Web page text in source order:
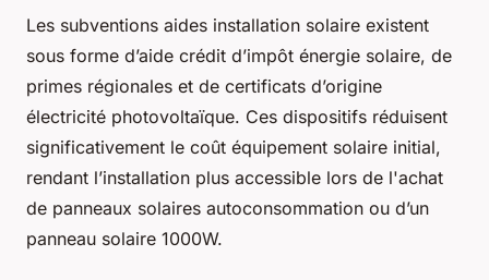
Les subventions aides installation solaire existent
sous forme d’aide crédit d’impôt énergie solaire, de
primes régionales et de certificats d’origine
électricité photovoltaïque. Ces dispositifs réduisent
significativement le coût équipement solaire initial,
rendant l’installation plus accessible lors de l'achat
de panneaux solaires autoconsommation ou d’un
panneau solaire 1000W.